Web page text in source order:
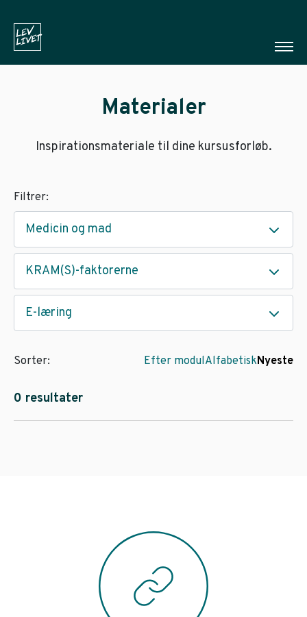
Materialer
Inspirationsmateriale til dine kursusforløb.
Filtrer:
Medicin og mad
KRAM(S)-faktorerne
E-læring
0 resultater
Sorter: Efter modulAlfabetiskNyeste